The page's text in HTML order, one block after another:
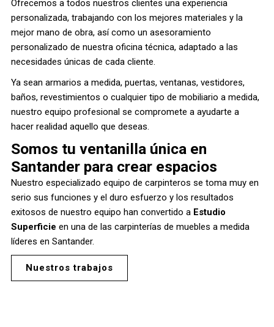
Ofrecemos a todos nuestros clientes una experiencia
personalizada, trabajando con los mejores materiales y la
mejor mano de obra, así como un asesoramiento
personalizado de nuestra oficina técnica, adaptado a las
necesidades únicas de cada cliente.
Ya sean armarios a medida, puertas, ventanas, vestidores,
baños, revestimientos o cualquier tipo de mobiliario a medida,
nuestro equipo profesional se compromete a ayudarte a
hacer realidad aquello que deseas.
Somos tu ventanilla única en
Santander para crear espacios
Nuestro especializado equipo de carpinteros se toma muy en
serio sus funciones y el duro esfuerzo y los resultados
exitosos de nuestro equipo han convertido a Estudio
Superficie en una de las carpinterías de muebles a medida
líderes en Santander.
Nuestros trabajos